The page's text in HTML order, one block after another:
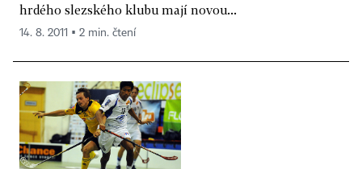
hrdého slezského klubu mají novou...
14. 8. 2011 ▪ 2 min. čtení